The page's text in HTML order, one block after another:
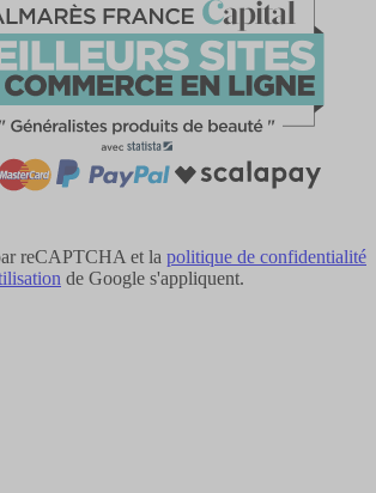
reCAPTCHA et la politique de confidentialité
de Google s'appliquent.